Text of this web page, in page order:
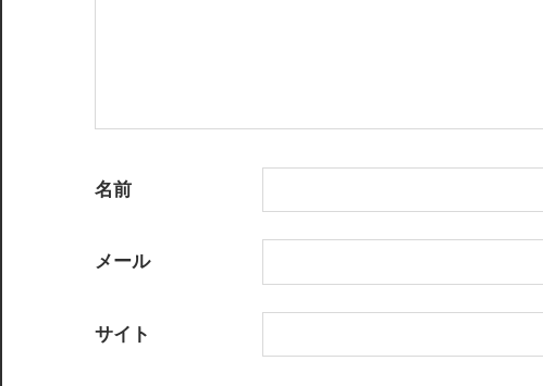
名前
メール
サイト